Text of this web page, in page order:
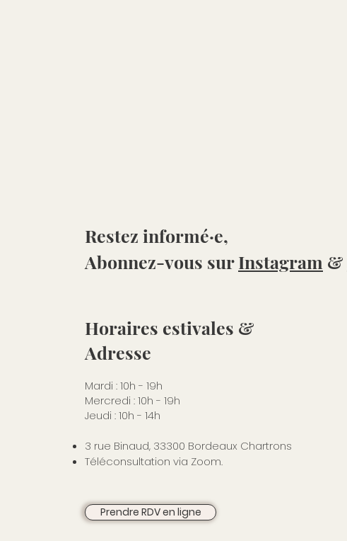
Restez informé·e,
Abonnez-vous surInstagram &
Horaires estivales &
Adresse
Mardi : 10h - 19h
Mercredi : 10h - 19h
Jeudi : 10h - 14h
3 rue Binaud, 33300 Bordeaux Chartrons
Téléconsultation via Zoom.
Prendre RDV en ligne